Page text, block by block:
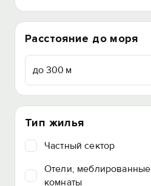
Расстояние до моря
до 300 м
Тип жилья
Частный сектор
Отели, меблированные
комнаты